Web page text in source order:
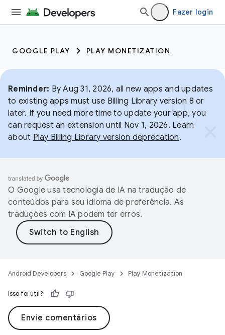
Fazer login
GOOGLE PLAY PLAY MONETIZATION
Reminder: By Aug 31, 2026, all new apps and updates
to existing apps must use Billing Library version 8 or
later. If you need more time to update your app, you
can request an extension until Nov 1, 2026. Learn
about Play Billing Library version deprecation.
O Google usa tecnologia de IA na tradução de
conteúdos para seu idioma de preferência. As
traduções com IA podem ter erros.
Android Developers Google Play Play Monetization
Isso foi útil?
Envie comentários